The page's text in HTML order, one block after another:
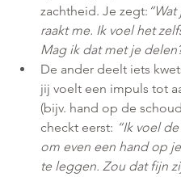
zachtheid. Je zegt:
raakt me. Ik voel het
Mag ik dat met je
De ander deelt iets
jij voelt een impuls tot
(bijv. hand op de
checkt eerst: “Ik voel
om even een hand op
te leggen. Zou dat fijn